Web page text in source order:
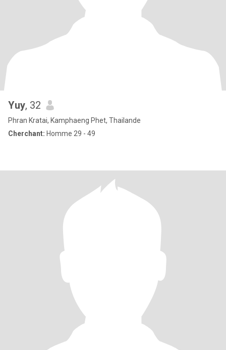
Yuy, 32
Phran Kratai, Kamphaeng Phet, Thailande
Cherchant: Homme 29 - 49